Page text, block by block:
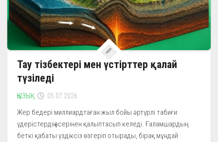
Тау тізбектері мен үстірттер қалай
түзіледі
ҚЫЗЫҚ 05.07.2026
Жер бедері миллиардтаған жыл бойы әртүрлі табиғи
үдерістердің әсерінен қалыптасып келеді. Ғаламшардың
беткі қабаты үздіксіз өзгеріп отырады, бірақ мұндай